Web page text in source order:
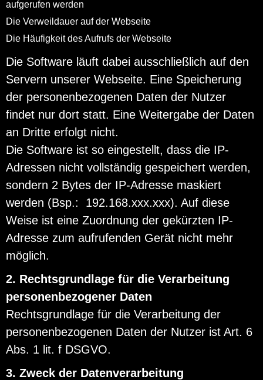
aufgerufen werden
Die Verweildauer auf der Webseite
Die Häufigkeit des Aufrufs der Webseite
Die Software läuft dabei ausschließlich auf den
Servern unserer Webseite. Eine Speicherung
der personenbezogenen Daten der Nutzer
findet nur dort statt. Eine Weitergabe der Daten
an Dritte erfolgt nicht.
Die Software ist so eingestellt, dass die IP-
Adressen nicht vollständig gespeichert werden,
sondern 2 Bytes der IP-Adresse maskiert
werden (Bsp.: 192.168.xxx.xxx). Auf diese
Weise ist eine Zuordnung der gekürzten IP-
Adresse zum aufrufenden Gerät nicht mehr
möglich.
2. Rechtsgrundlage für die Verarbeitung
personenbezogener Daten
Rechtsgrundlage für die Verarbeitung der
personenbezogenen Daten der Nutzer ist Art. 6
Abs. 1 lit. f DSGVO.
3. Zweck der Datenverarbeitung